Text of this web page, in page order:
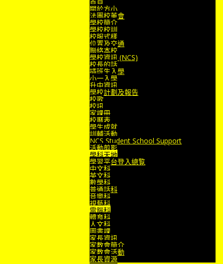
關於方小
法團校董會
學校簡介
學校校訓
校服式樣
位置及交通
聯絡本校
學校資訊 (NCS)
校長的話
插班生入學
小一入學
升中資訊
學校計劃及報告
校歌
校訊
家課冊
校曆表
學生成就
訓輔活動
NCS Student School Support
活動剪影
學科天地
學習平台登入總覧
中文科
英文科
數學科
普通話科
音樂科
視藝科
電腦科
體育科
人文科
圖書課
家長資訊
家教會簡介
家教會活動
家長資源